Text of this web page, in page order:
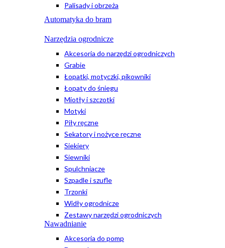
Palisady i obrzeża
Automatyka do bram
Narzędzia ogrodnicze
Akcesoria do narzędzi ogrodniczych
Grabie
Łopatki, motyczki, pikowniki
Łopaty do śniegu
Miotły i szczotki
Motyki
Piły ręczne
Sekatory i nożyce ręczne
Siekiery
Siewniki
Spulchniacze
Szpadle i szufle
Trzonki
Widły ogrodnicze
Zestawy narzędzi ogrodniczych
Nawadnianie
Akcesoria do pomp